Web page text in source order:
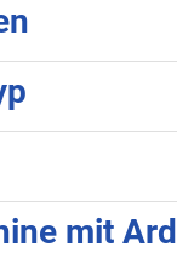
mit